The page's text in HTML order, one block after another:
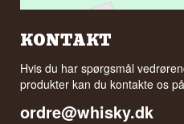
KONTAKT
Hvis du har spørgsmål
produkter kan du kontakte os
ordre@whisky.dk